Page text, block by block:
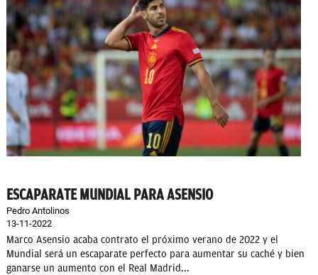
ESCAPARATE MUNDIAL PARA ASENSIO
Pedro Antolinos
13-11-2022
Marco Asensio acaba contrato el próximo verano de 2022 y el
Mundial será un escaparate perfecto para aumentar su caché y bien
ganarse un aumento con el Real Madrid...